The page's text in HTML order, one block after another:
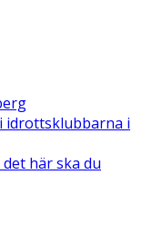
idrottsklubbarna i
här ska du